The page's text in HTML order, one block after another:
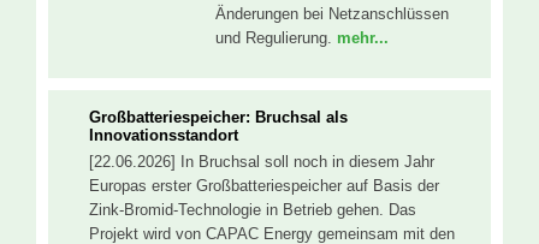
Änderungen bei Netzanschlüssen
und Regulierung. mehr...
Großbatteriespeicher: Bruchsal als
Innovationsstandort
[22.06.2026] In Bruchsal soll noch in diesem Jahr
Europas erster Großbatteriespeicher auf Basis der
Zink-Bromid-Technologie in Betrieb gehen. Das
Projekt wird von CAPAC Energy gemeinsam mit den